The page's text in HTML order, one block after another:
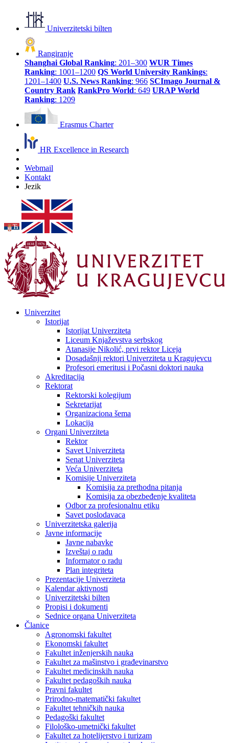
Univerzitetski bilten
Rangiranje
Shanghai Global Ranking: 201–300 WUR Times
Ranking: 1001–1200 QS World University Rankings:
1201–1400 U.S. News Ranking: 966 SCImago Journal &
Country Rank RankPro World: 649 URAP World
Ranking: 1209
Erasmus Charter
HR Excellence in Research
Webmail
Kontakt
Jezik
Univerzitet
Istorijat
Istorijat Univerziteta
Liceum Knjaževstva serbskog
Atanasije Nikolić, prvi rektor Liceja
Dosadašnji rektori Univerziteta u Kragujevcu
Profesori emeritusi i Počasni doktori nauka
Akreditacija
Rektorat
Rektorski kolegijum
Sekretarijat
Organizaciona šema
Lokacija
Organi Univerziteta
Rektor
Savet Univerziteta
Senat Univerziteta
Veća Univerziteta
Komisije Univerziteta
Komisija za prethodna pitanja
Komisija za obezbeđenje kvaliteta
Odbor za profesionalnu etiku
Savet poslodavaca
Univerzitetska galerija
Javne informacije
Javne nabavke
Izveštaj o radu
Informator o radu
Plan integriteta
Prezentacije Univerziteta
Kalendar aktivnosti
Univerzitetski bilten
Propisi i dokumenti
Sednice organa Univerziteta
Članice
Agronomski fakultet
Ekonomski fakultet
Fakultet inženjerskih nauka
Fakultet za mašinstvo i građevinarstvo
Fakultet medicinskih nauka
Fakultet pedagoških nauka
Pravni fakultet
Prirodno-matematički fakultet
Fakultet tehničkih nauka
Pedagoški fakultet
Filološko-umetnički fakultet
Fakultet za hotelijerstvo i turizam